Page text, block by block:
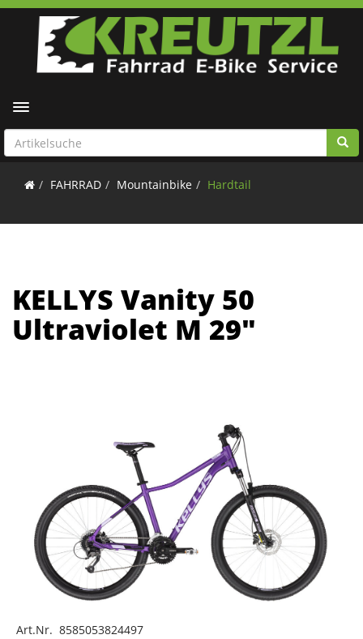
Toggle navigation
FAHRRAD Mountainbike Hardtail
KELLYS Vanity 50
Ultraviolet M 29"
Art.Nr. 8585053824497